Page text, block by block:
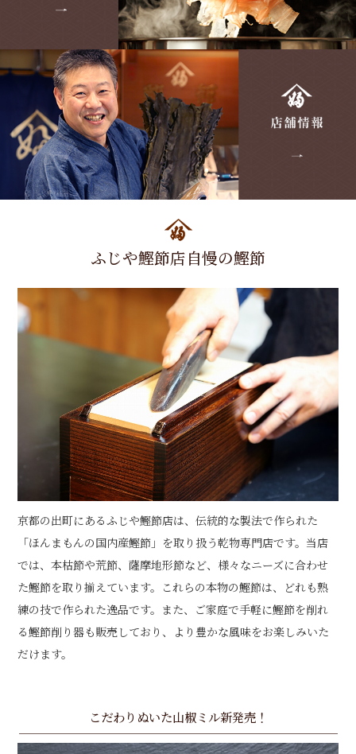
ふじや鰹節店自慢の鰹節
京都の出町にあるふじや鰹節店は、伝統的な製法で作られた
「ほんまもんの国内産鰹節」を取り扱う乾物専門店です。当店
では、本枯節や荒節、薩摩地形節など、様々なニーズに合わせ
た鰹節を取り揃えています。これらの本物の鰹節は、どれも熟
練の技で作られた逸品です。また、ご家庭で手軽に鰹節を削れ
る鰹節削り器も販売しており、より豊かな風味をお楽しみいた
だけます。
こだわりぬいた山椒ミル新発売！